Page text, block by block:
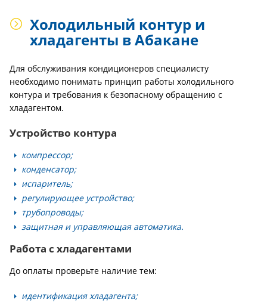
Холодильный контур и
хладагенты в Абакане
Для обслуживания кондиционеров специалисту
необходимо понимать принцип работы холодильного
контура и требования к безопасному обращению с
хладагентом.
Устройство контура
компрессор;
конденсатор;
испаритель;
регулирующее устройство;
трубопроводы;
защитная и управляющая автоматика.
Работа с хладагентами
До оплаты проверьте наличие тем:
идентификация хладагента;